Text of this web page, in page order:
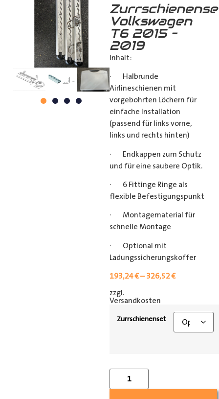
Volkswagen
T6 2015 –
2019
Inhalt:
· Halbrunde
Airlineschienen mit
vorgebohrten Löchern für
einfache Installation
(passend für links vorne,
links und rechts hinten)
· Endkappen zum Schutz
und für eine saubere Optik.
· 6 Fittinge Ringe als
flexible Befestigungspunkt
· Montagematerial für
schnelle Montage
· Optional mit
Ladungssicherungskoffer
193,24€–326,52€
zzgl.
Versandkosten
Zurrschienenset